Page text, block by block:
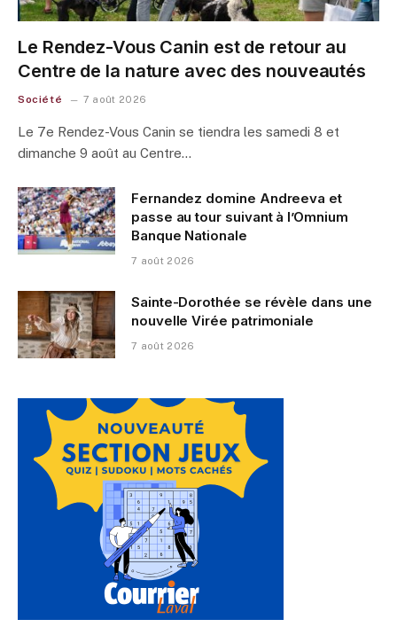
Le Rendez-Vous Canin est de retour au
Centre de la nature avec des nouveautés
Société 7 août 2026
Le 7e Rendez-Vous Canin se tiendra les samedi 8 et
dimanche 9 août au Centre…
Fernandez domine Andreeva et
passe au tour suivant à l’Omnium
Banque Nationale
7 août 2026
Sainte-Dorothée se révèle dans une
nouvelle Virée patrimoniale
7 août 2026